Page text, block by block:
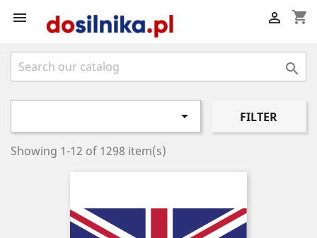
 shopping_cart


 FILTER
Showing 1-12 of 1298 item(s)